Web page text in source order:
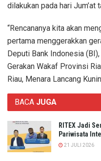
dilakukan pada hari
“Rencananya kita akan
pertama menggerakkan
Deputi Bank Indonesia
Gerakan Wakaf Provinsi
Riau, Menara Lancang
BACA JUGA
RITEX Jadi
Pariwisata
21 JULI 2026